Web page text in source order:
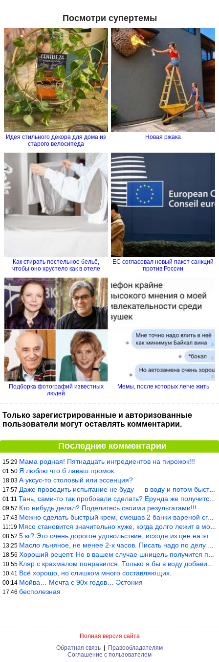
Посмотри супертемы
Идея стильного декора для дома из
старого велосипеда
Новая ржака
Как стирать постельное бельё,
чтобы оно хрустело как в отеле
ЕС согласовал новый пакет санкций
против России
Подборка фотографий известных
людей
Мемы, после которых легче жить
Только зарегистрированные и авторизованные
пользователи могут оставлять комментарии.
Последние комментарии
15:29 Мама родная! Пятнадцать ингредиентов на пирожок!!!
01:50 Я люблю что б лаваш промок.
18:03 А уксус-то столовый или эссенция?
17:57 Даже проводить испытание не буду — в воду и потом быстро в раска
01:11 Тань, сами-то так пробовали сделать? Ерунда же получится. Нет, с
09:57 Кто нибудь делал? Поделитесь своими результатами!!!
17:43 Можно сделать быстрый крем, смешав 2 банки вареной сгущенки со с
11:19 Мясо становится значительно хуже, когда долго лежит в морозилке
08:52 5 кг? Это очень дорогое удовольствие, исходя из цен на эту ягоду
13:25 Масло льняное, не менее 2-х часов. Писать надо по делу и подробн
18:56 Хороший рецепт. Но в вашем случае шницель получится парено-варен
10:55 Кляр с крахмалом понравился. Только я бы в воду добавил бы молок
10:41 Всё хорошо, но слишком много составляющих.
00:14 Мойва… Мечта с 90х годов… Эстония
17:46 бесполезная
Полная версия сайта
Обратная связь
Правообладателям
Соглашение с пользователем